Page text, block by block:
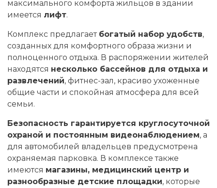
максимального комфорта жильцов в здании
имеется лифт.
Комплекс предлагает богатый набор удобств,
созданных для комфортного образа жизни и
полноценного отдыха. В распоряжении жителей
находятся несколько бассейнов для отдыха и
развлечений, фитнес-зал, красиво ухоженные
общие части и спокойная атмосфера для всей
семьи.
Безопасность гарантируется круглосуточной
охраной и постоянным видеонаблюдением, а
для автомобилей владельцев предусмотрена
охраняемая парковка. В комплексе также
имеются магазины, медицинский центр и
разнообразные детские площадки, которые